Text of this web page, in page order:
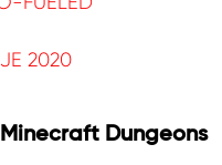
2020
Dungeons